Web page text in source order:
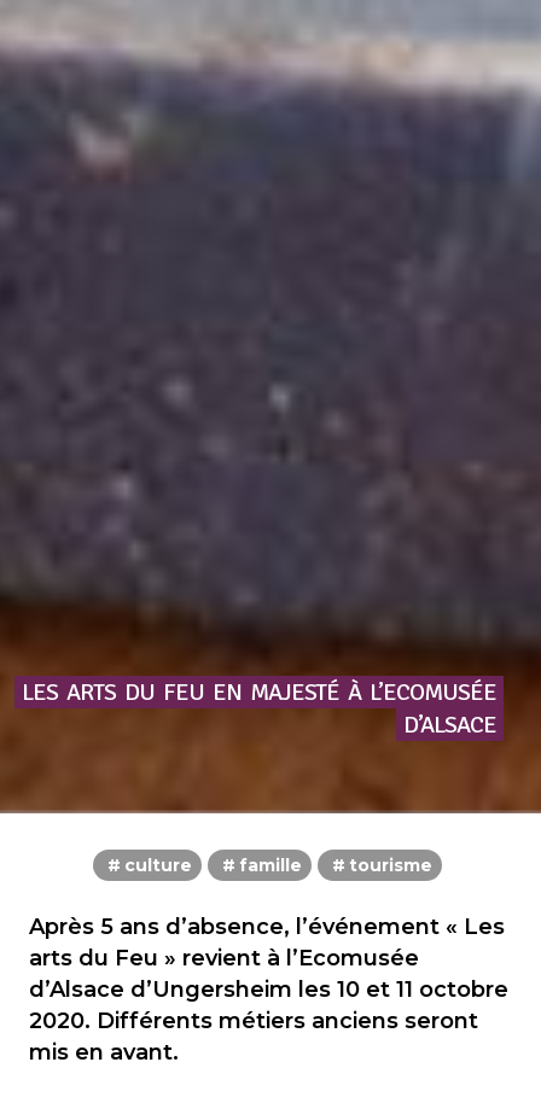
LES ARTS DU FEU EN MAJESTÉ À L’ECOMUSÉE
D’ALSACE
culture famille tourisme
Après 5 ans d’absence, l’événement « Les
arts du Feu » revient à l’Ecomusée
d’Alsace d’Ungersheim les 10 et 11 octobre
2020. Différents métiers anciens seront
mis en avant.